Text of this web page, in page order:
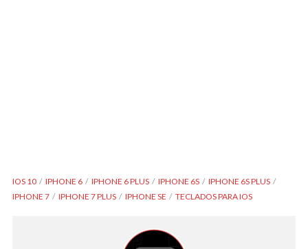
IOS 10 IPHONE 6 IPHONE 6 PLUS IPHONE 6S
IPHONE 6S PLUS
IPHONE 7
IPHONE 7 PLUS IPHONE SE TECLADOS PARA IOS